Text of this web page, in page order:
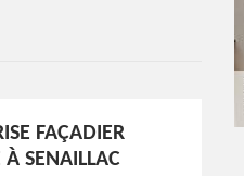
FAÇADIER
SENAILLAC